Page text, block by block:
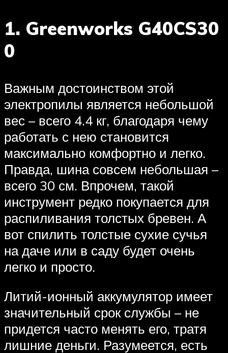
1. Greenworks G40CS30
0
Важным достоинством этой
электропилы является небольшой
вес – всего 4.4 кг, благодаря чему
работать с нею становится
максимально комфортно и легко.
Правда, шина совсем небольшая –
всего 30 см. Впрочем, такой
инструмент редко покупается для
распиливания толстых бревен. А
вот спилить толстые сухие сучья
на даче или в саду будет очень
легко и просто.
Литий-ионный аккумулятор имеет
значительный срок службы – не
придется часто менять его, тратя
лишние деньги. Разумеется, есть